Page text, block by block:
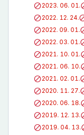
2023. 06. 01.
2022. 12. 24.
2022. 09. 01.
2022. 03. 01.
2021. 10. 01.
2021. 06. 10.
2021. 02. 01.
2020. 11. 27.
2020. 06. 18.
2019. 12. 13.
2019. 04. 13.